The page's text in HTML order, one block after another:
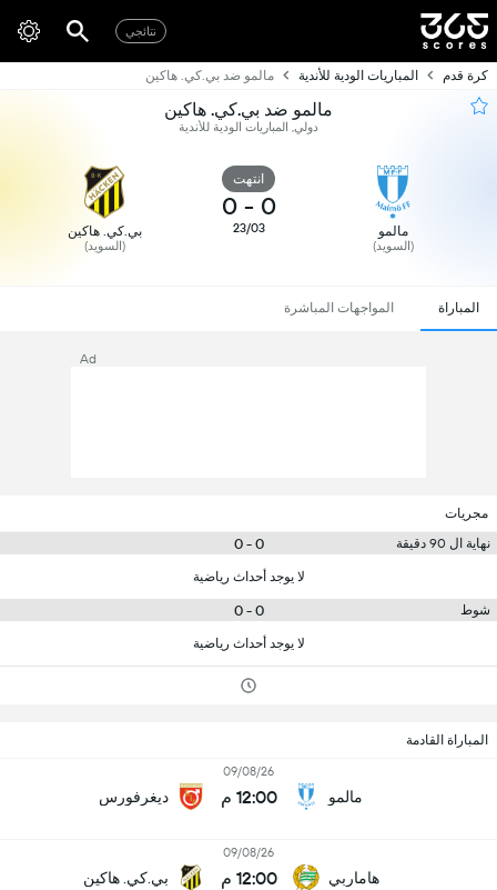
نتائجي
كرة قدم المباريات الودية للأندية مالمو ضد بي.كي. هاكين
مالمو ضد بي.كي. هاكين
دولي, المباريات الودية للأندية
مالمو
(السويد)
انتهت
0
-
0
23/03 بي.كي. هاكين
(السويد)
المباراة المواجهات المباشرة
Ad
مجريات
نهاية ال 90 دقيقة
0 - 0
لا يوجد أحداث رياضية
شوط 0 - 0
لا يوجد أحداث رياضية
المباراة القادمة
مالمو
09/08/26
12:00 م ديغرفورس
هاماربي
09/08/26
12:00 م بي.كي. هاكين